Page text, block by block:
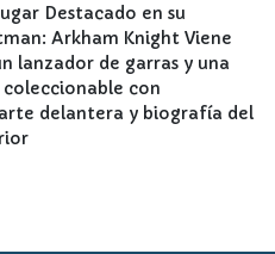
Destacado en su
Arkham Knight Viene
lanzador de garras y una
con
delantera y biografía del